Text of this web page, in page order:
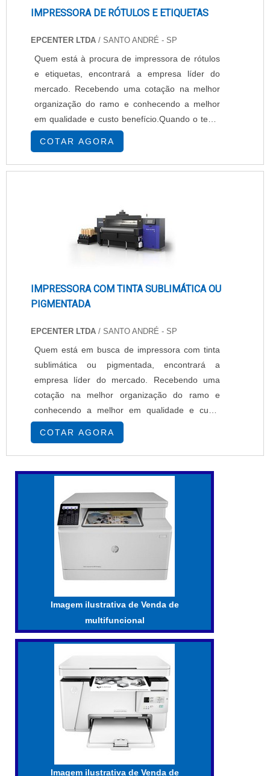
IMPRESSORA DE RÓTULOS E ETIQUETAS
EPCENTER LTDA / SANTO ANDRÉ - SP
Quem está à procura de impressora de rótulos
e etiquetas, encontrará a empresa líder do
mercado. Recebendo uma cotação na melhor
organização do ramo e conhecendo a melhor
em qualidade e custo benefício.Quando o tema
é impressora de rótulos e etiquetas, com os
melhores profissionais da EPcenter atingirá
excelente custo-benefício com pagamento
muitas maneiras eficientes de ...
COTAR AGORA
IMPRESSORA COM TINTA SUBLIMÁTICA OU
PIGMENTADA
EPCENTER LTDA / SANTO ANDRÉ - SP
Quem está em busca de impressora com tinta
sublimática ou pigmentada, encontrará a
empresa líder do mercado. Recebendo uma
cotação na melhor organização do ramo e
conhecendo a melhor em qualidade e custo
benefício.MAIS SOBRE IMPRESSORA COM
TINTA SUBLIMÁTICA OU PIGMENTADASe
alguém busca por impressoras com tinta
sublimática ou pigmentada em uma empresa
encontrar impressoras têxteis e impressoras
COTAR AGORA
Imagem ilustrativa de Venda de
multifuncional
Imagem ilustrativa de Venda de